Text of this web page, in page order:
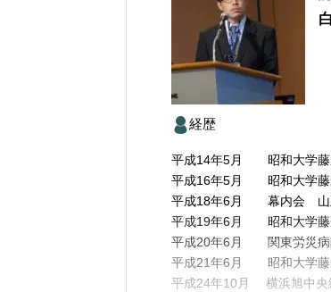
経歴
平成14年5月 昭和大学藤
平成16年5月 昭和大学藤
平成18年6月 幕内会 山
平成19年6月 昭和大学藤
平成20年6月 関東労災
平成21年6月 昭和大学
平成24年10月 横浜旭中